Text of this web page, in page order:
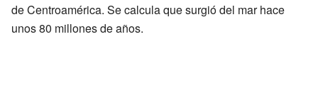
de Centroamérica. Se calcula que surgió del mar hace
unos 80 millones de años.